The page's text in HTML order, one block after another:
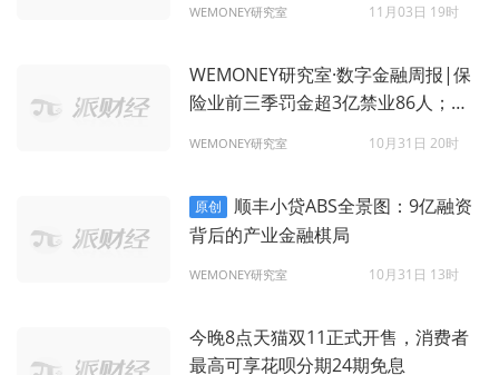
WEMONEY研究室 11月03日 19时
WEMONEY研究室·数字金融周报|保
险业前三季罚金超3亿禁业86人；国
WEMONEY研究室 10月31日 20时
原创
顺丰小贷ABS全景图：9亿融资
背后的产业金融棋局
WEMONEY研究室 10月31日 13时
今晚8点天猫双11正式开售，消费者
最高可享花呗分期24期免息